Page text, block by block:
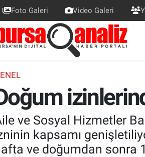
Foto Galeri Video Galeri
ve Sosyal Hizmetler
kapsamı
ve doğumdan sonra
Durumu ve Fikstür